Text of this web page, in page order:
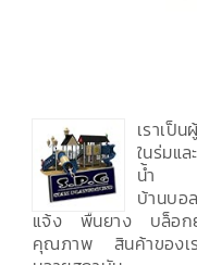
เราเป็
ในร่มแล
น้ำ
บ้านบอ
แจ้ง พื้นยาง บล็อก
คุณภาพ สินค้าของเร